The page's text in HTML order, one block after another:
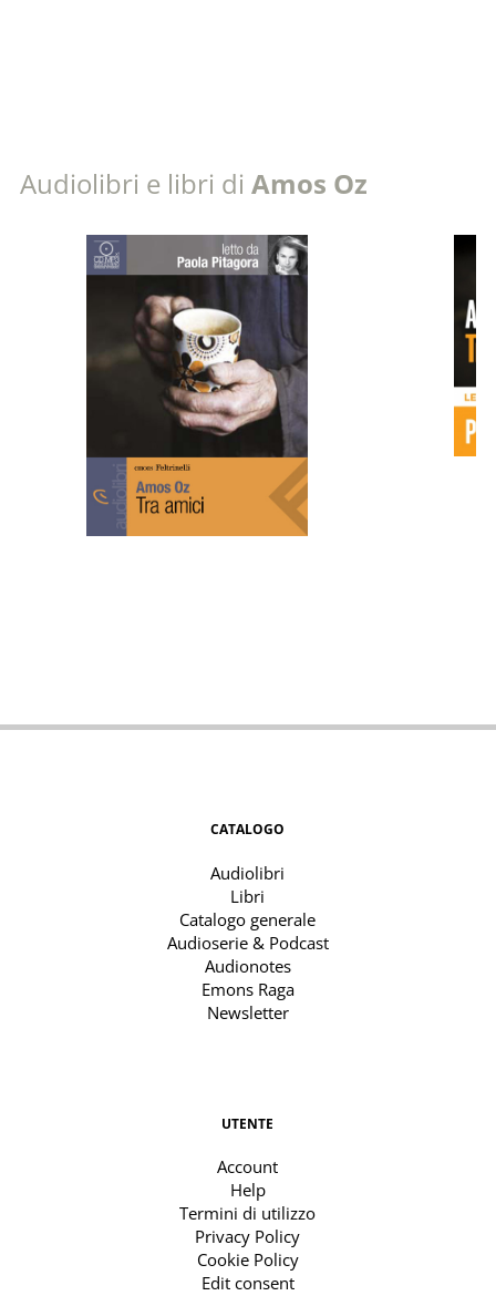
Audiolibri e libri di Amos Oz
CATALOGO
Audiolibri
Libri
Catalogo generale
Audioserie & Podcast
Audionotes
Emons Raga
Newsletter
UTENTE
Account
Help
Termini di utilizzo
Privacy Policy
Cookie Policy
Edit consent